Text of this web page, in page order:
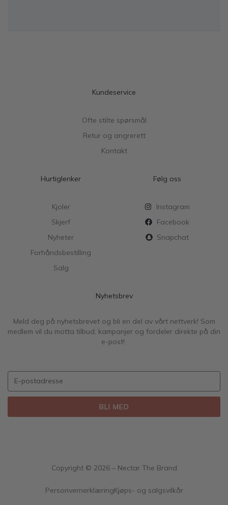
Kundeservice
Ofte stilte spørsmål
Retur og angrerett
Kontakt
Hurtiglenker
Kjoler
Skjerf
Nyheter
Forhåndsbestilling
Salg
Følg oss
Instagram
Facebook
Snapchat
Nyhetsbrev
Meld deg på nyhetsbrevet og bli en del av vårt nettverk! Som
medlem vil du motta tilbud, kampanjer og fordeler direkte på din
e-post!
BLI MED
Copyright © 2026– Nectar The Brand
PersonvernerklæringKjøps- og salgsvilkår